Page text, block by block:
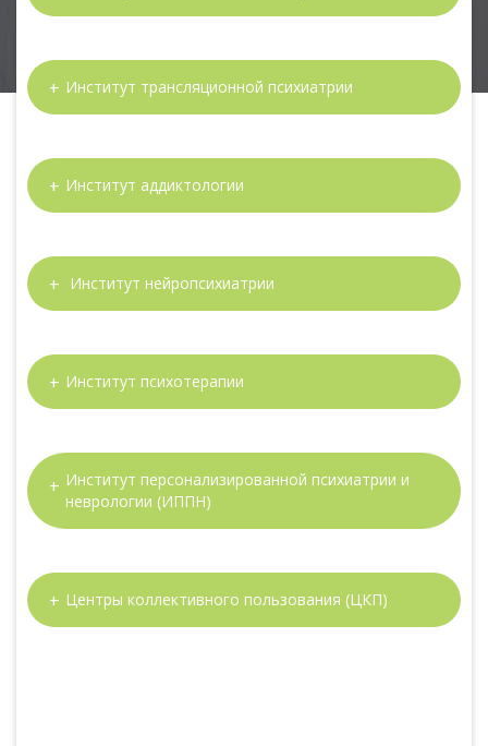
Институт трансляционной психиатрии
Институт аддиктологии
Институт нейропсихиатрии
Институт психотерапии
Институт персонализированной психиатрии и
неврологии (ИППН)
Центры коллективного пользования (ЦКП)